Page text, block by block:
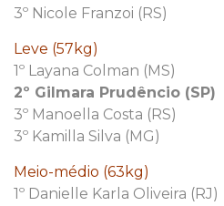
3º Nicole Franzoi (RS)
Leve (57kg)
1º Layana Colman (MS)
2º Gilmara Prudêncio (SP)
3º Manoella Costa (RS)
3º Kamilla Silva (MG)
Meio-médio (63kg)
1º Danielle Karla Oliveira (RJ)